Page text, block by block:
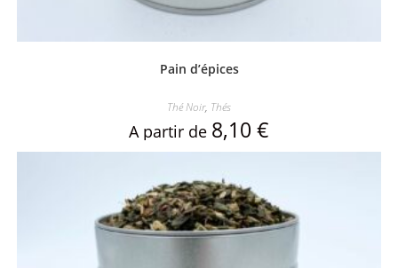
Pain d’épices
Thé Noir, Thés
A partir de 8,10 €